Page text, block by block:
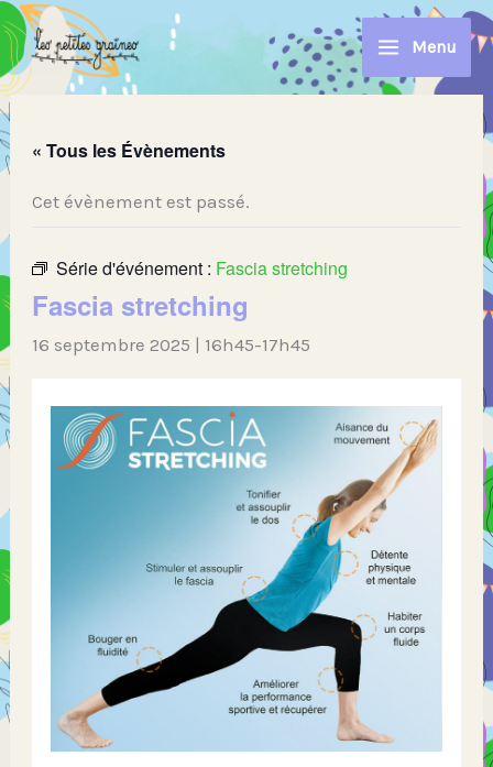
Aller
au
contenu
Menu
« Tous les Évènements
Cet évènement est passé.
Série d'événement : Fascia stretching
Fascia stretching
16 septembre 2025 | 16h45-17h45